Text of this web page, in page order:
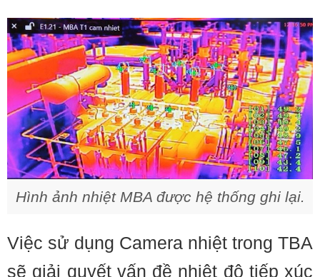
Hình ảnh nhiệt MBA được hệ thống ghi lại.
Việc sử dụng Camera nhiệt trong TBA
sẽ giải quyết vấn đề nhiệt độ tiếp xúc